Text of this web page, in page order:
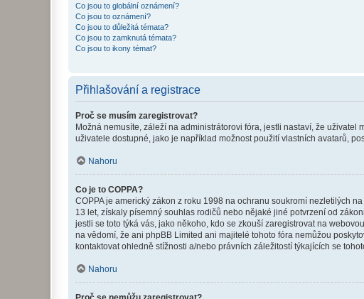
Co jsou to globální oznámení?
Co jsou to oznámení?
Co jsou to důležitá témata?
Co jsou to zamknutá témata?
Co jsou to ikony témat?
Přihlašování a registrace
Proč se musím zaregistrovat?
Možná nemusíte, záleží na administrátorovi fóra, jestli nastaví, že
uživatele dostupné, jako je například možnost použití vlastních avatarů,
Nahoru
Co je to COPPA?
COPPA je americký zákon z roku 1998 na ochranu soukromí nezletilých
13 let, získaly písemný souhlas rodičů nebo nějaké jiné potvrzení od
jestli se toto týká vás, jako někoho, kdo se zkouší zaregistrovat na
na vědomí, že ani phpBB Limited ani majitelé tohoto fóra nemůžou
kontaktovat ohledně stížnosti a/nebo právních záležitostí týkajících se
Nahoru